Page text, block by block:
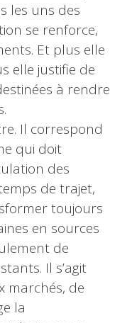
les uns des
se renforce,
Et plus elle
elle justifie de
à rendre
Il correspond
qui doit
des
de trajet,
toujours
en sources
de
Il s’agit
marchés, de
la